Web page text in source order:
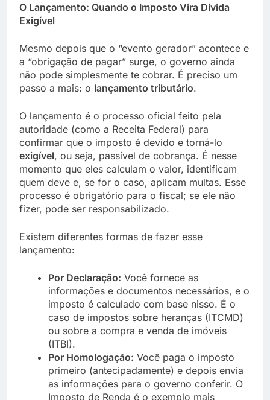
O Lançamento: Quando o Imposto Vira Dívida
Exigível
Mesmo depois que o “evento gerador” acontece e
a “obrigação de pagar” surge, o governo ainda
não pode simplesmente te cobrar. É preciso um
passo a mais: o lançamento tributário.
O lançamento é o processo oficial feito pela
autoridade (como a Receita Federal) para
confirmar que o imposto é devido e torná-lo
exigível, ou seja, passível de cobrança. É nesse
momento que eles calculam o valor, identificam
quem deve e, se for o caso, aplicam multas. Esse
processo é obrigatório para o fiscal; se ele não
fizer, pode ser responsabilizado.
Existem diferentes formas de fazer esse
lançamento:
Por Declaração: Você fornece as
informações e documentos necessários, e o
imposto é calculado com base nisso. É o
caso de impostos sobre heranças (ITCMD)
ou sobre a compra e venda de imóveis
(ITBI).
Por Homologação: Você paga o imposto
primeiro (antecipadamente) e depois envia
as informações para o governo conferir. O
Imposto de Renda é o exemplo mais